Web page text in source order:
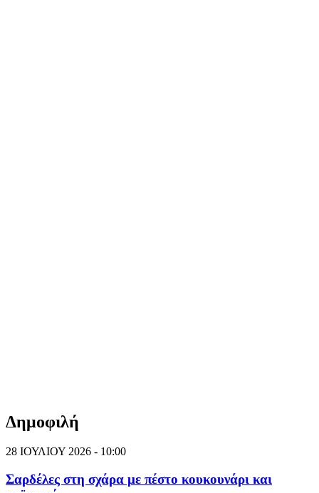
Δημοφιλή
28 ΙΟΥΛΙΟΥ 2026 - 10:00
Σαρδέλες στη σχάρα με πέστο κουκουνάρι και